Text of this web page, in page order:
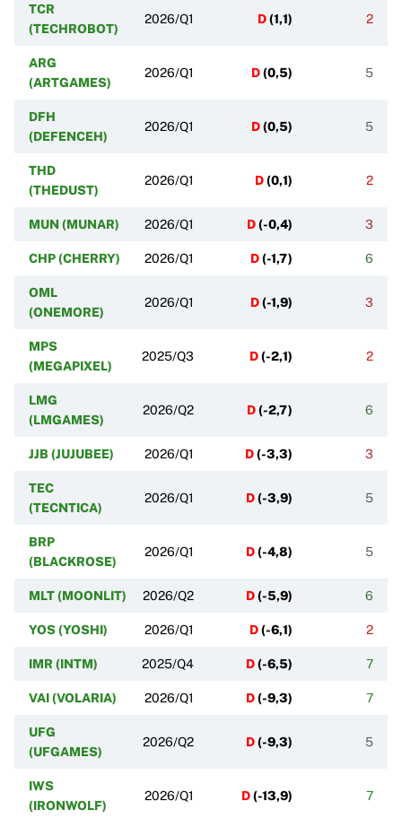
TCR
(TECHROBOT)
2026/Q1 D(1,1) 2
ARG
(ARTGAMES)
2026/Q1 D(0,5) 5
DFH
(DEFENCEH)
2026/Q1 D(0,5) 5
THD
(THEDUST)
2026/Q1 D(0,1) 2
MUN (MUNAR) 2026/Q1 D(-0,4) 3
CHP (CHERRY) 2026/Q1 D(-1,7) 6
OML
(ONEMORE)
2026/Q1 D(-1,9) 3
MPS
(MEGAPIXEL)
2025/Q3 D(-2,1) 2
LMG
(LMGAMES)
2026/Q2 D(-2,7) 6
JJB (JUJUBEE) 2026/Q1 D(-3,3) 3
TEC
(TECNTICA)
2026/Q1 D(-3,9) 5
BRP
(BLACKROSE)
2026/Q1 D(-4,8) 5
MLT (MOONLIT) 2026/Q2 D(-5,9) 6
YOS (YOSHI) 2026/Q1 D(-6,1) 2
IMR (INTM) 2025/Q4 D(-6,5) 7
VAI (VOLARIA) 2026/Q1 D(-9,3) 7
UFG
(UFGAMES)
2026/Q2 D(-9,3) 5
IWS
(IRONWOLF)
2026/Q1 D(-13,9) 7